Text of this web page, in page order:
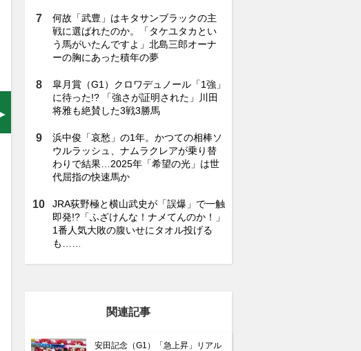
何故「武豊」はキタサンブラックの主
戦に選ばれたのか。「タケユタカとい
う馬がいたんですよ」北島三郎オーナ
ーの胸にあった積年の夢
皐月賞（G1）クロワデュノール「1強」
に待った!? 「強さが証明された」川田
将雅も絶賛した3戦3勝馬
浜中俊「哀愁」の1年。かつての相棒ソ
ウルラッシュ、ナムラクレアが乗り替
わりで結果…2025年「希望の光」は世
代屈指の快速馬か
JRA荻野極と横山武史が「誤爆」で一触
即発!?「ふざけんな！ナメてんのか！」
1番人気大敗の腹いせにタオル投げる
も……
関連記事
安田記念（G1）「急上昇」リアル